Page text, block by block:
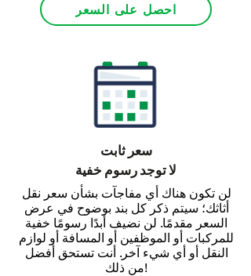
احصل على السعر
سعر ثابت
لا توجد رسوم خفية
لن تكون هناك أي مفاجآت بشأن سعر نقل
أثاثك؛ سيتم ذكر كل بند بوضوح في عرض
السعر مقدمًا. لن نضيف أبدًا رسومًا خفية
للمركبات أو الموظفين أو المسافة أو لوازم
النقل أو أي شيء آخر. أنت تستحق أفضل
من ذلك!